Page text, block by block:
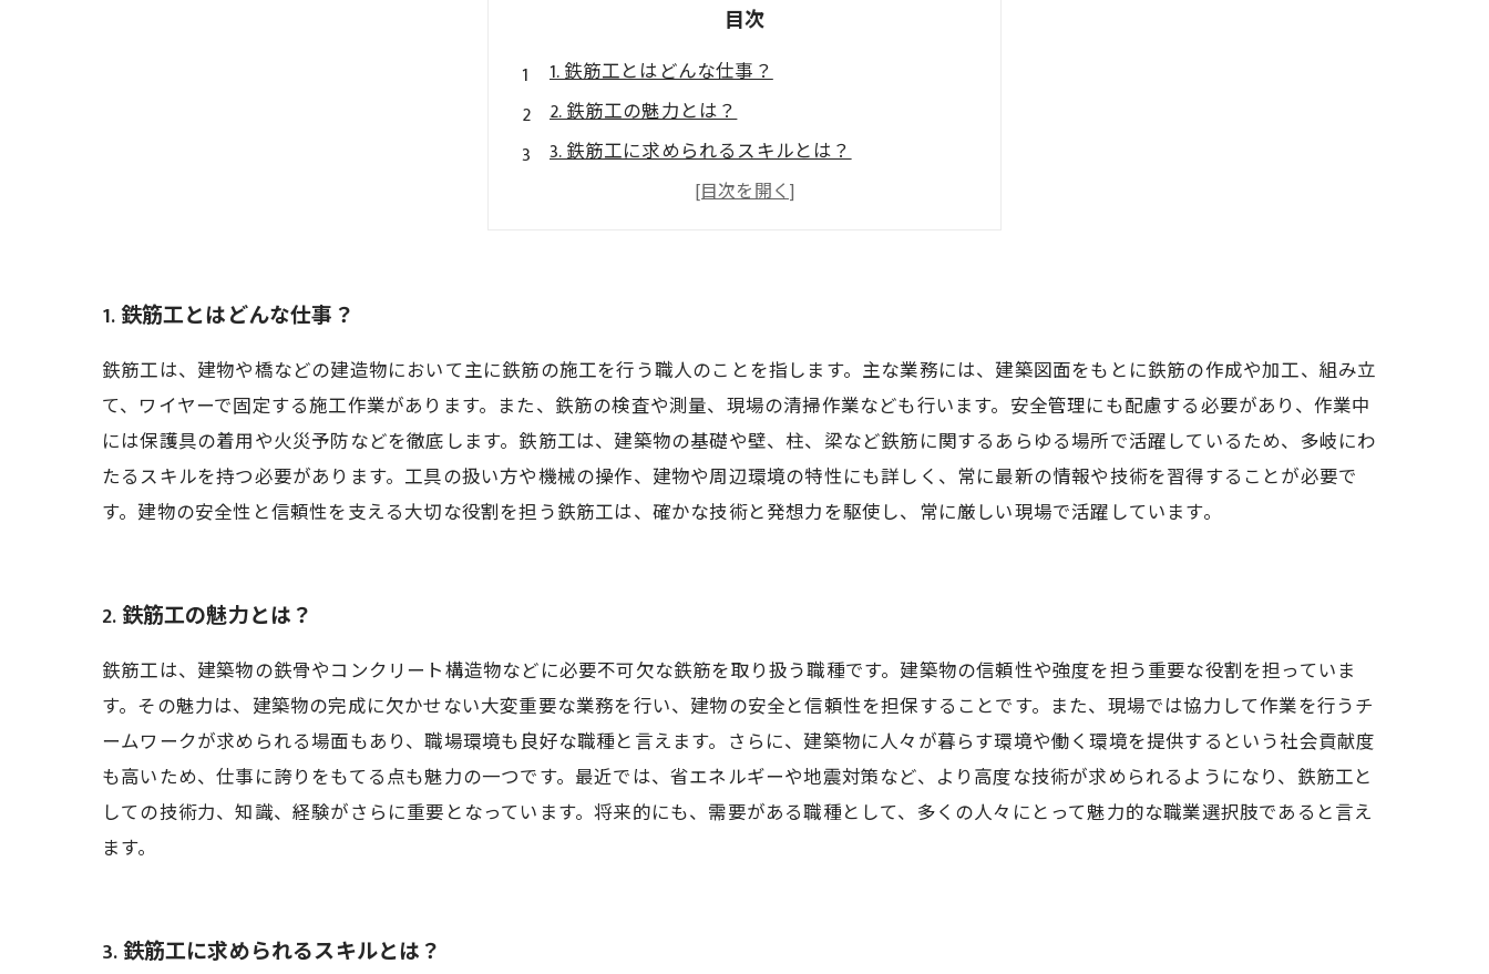
目次
1. 鉄筋工とはどんな仕事？
2. 鉄筋工の魅力とは？
3. 鉄筋工に求められるスキルとは？
4. 鉄筋工の仕事で得られるメリットとは？
1. 鉄筋工とはどんな仕事？
鉄筋工は、建物や橋などの建造物において主に鉄筋の施工を行う職人のことを指します。主な業務には、建築図面をもとに鉄筋の作成や加工、組み立
て、ワイヤーで固定する施工作業があります。また、鉄筋の検査や測量、現場の清掃作業なども行います。安全管理にも配慮する必要があり、作業中
には保護具の着用や火災予防などを徹底します。鉄筋工は、建築物の基礎や壁、柱、梁など鉄筋に関するあらゆる場所で活躍しているため、多岐にわ
たるスキルを持つ必要があります。工具の扱い方や機械の操作、建物や周辺環境の特性にも詳しく、常に最新の情報や技術を習得することが必要で
す。建物の安全性と信頼性を支える大切な役割を担う鉄筋工は、確かな技術と発想力を駆使し、常に厳しい現場で活躍しています。
2. 鉄筋工の魅力とは？
鉄筋工は、建築物の鉄骨やコンクリート構造物などに必要不可欠な鉄筋を取り扱う職種です。建築物の信頼性や強度を担う重要な役割を担っていま
す。その魅力は、建築物の完成に欠かせない大変重要な業務を行い、建物の安全と信頼性を担保することです。また、現場では協力して作業を行うチ
ームワークが求められる場面もあり、職場環境も良好な職種と言えます。さらに、建築物に人々が暮らす環境や働く環境を提供するという社会貢献度
も高いため、仕事に誇りをもてる点も魅力の一つです。最近では、省エネルギーや地震対策など、より高度な技術が求められるようになり、鉄筋工と
しての技術力、知識、経験がさらに重要となっています。将来的にも、需要がある職種として、多くの人々にとって魅力的な職業選択肢であると言え
ます。
3. 鉄筋工に求められるスキルとは？